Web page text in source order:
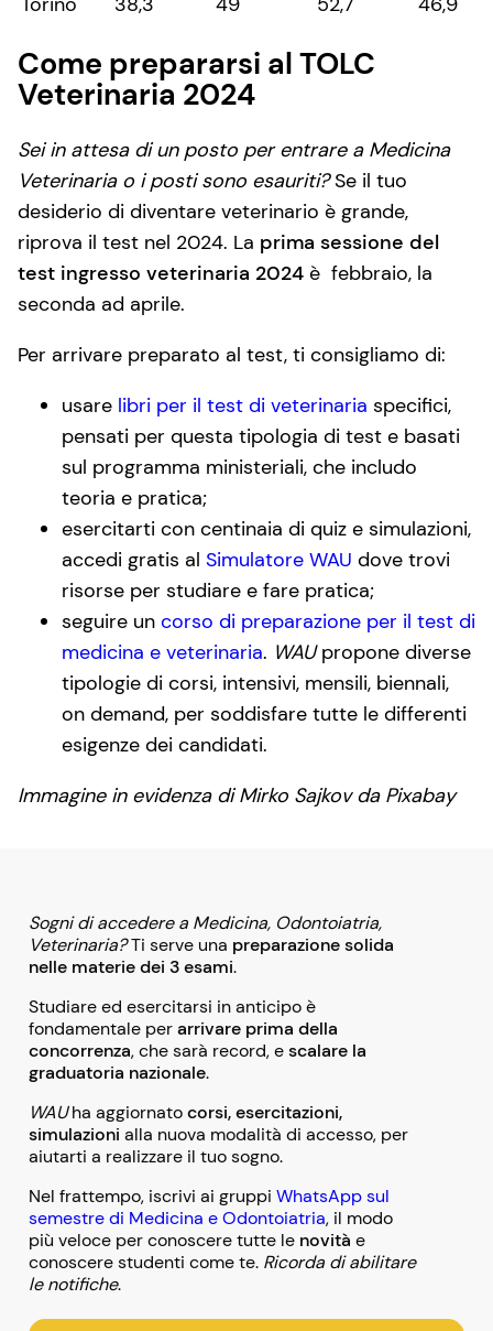
Come prepararsi al TOLC
Veterinaria 2024
Sei in attesa di un posto per entrare a Medicina
Veterinaria o i posti sono esauriti?Se il tuo
desiderio di diventare veterinario è grande,
riprova il test nel 2024. La prima sessione del
test ingresso veterinaria 2024 è febbraio, la
seconda ad aprile.
Per arrivare preparato al test, ti consigliamo di:
usare libri per il test di veterinaria specifici,
pensati per questa tipologia di test e basati
sul programma ministeriali, che includo
teoria e pratica;
esercitarti con centinaia di quiz e simulazioni,
accedi gratis al Simulatore WAU dove trovi
risorse per studiare e fare pratica;
seguire un corso di preparazione per il test di
medicina e veterinaria. WAUpropone diverse
tipologie di corsi, intensivi, mensili, biennali,
on demand, per soddisfare tutte le differenti
esigenze dei candidati.
Immagine in evidenza di Mirko Sajkov da Pixabay
Sogni di accedere a Medicina, Odontoiatria,
Veterinaria?Ti serve una preparazione solida
nelle materie dei 3 esami.
Studiare ed esercitarsi in anticipo è
fondamentale perarrivare prima della
concorrenza, che sarà record, escalare la
graduatoria nazionale.
WAUha aggiornatocorsi, esercitazioni,
simulazioni alla nuova modalità di accesso, per
aiutarti a realizzare il tuo sogno.
Nel frattempo, iscrivi ai gruppi WhatsApp sul
semestre di Medicina e Odontoiatria, il modo
più veloce per conoscere tutte le novità e
conoscere studenti come te. Ricorda di abilitare
le notifiche.